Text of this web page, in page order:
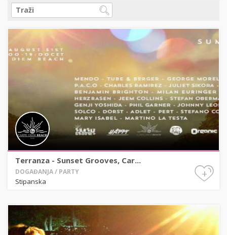
Terranza - Sunset Grooves, Car...
DOGAĐANJA / PARTY
Stipanska
+